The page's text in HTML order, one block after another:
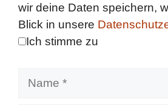
wir deine Daten speichern,
Blick in unsere
Ich stimme zu
Name